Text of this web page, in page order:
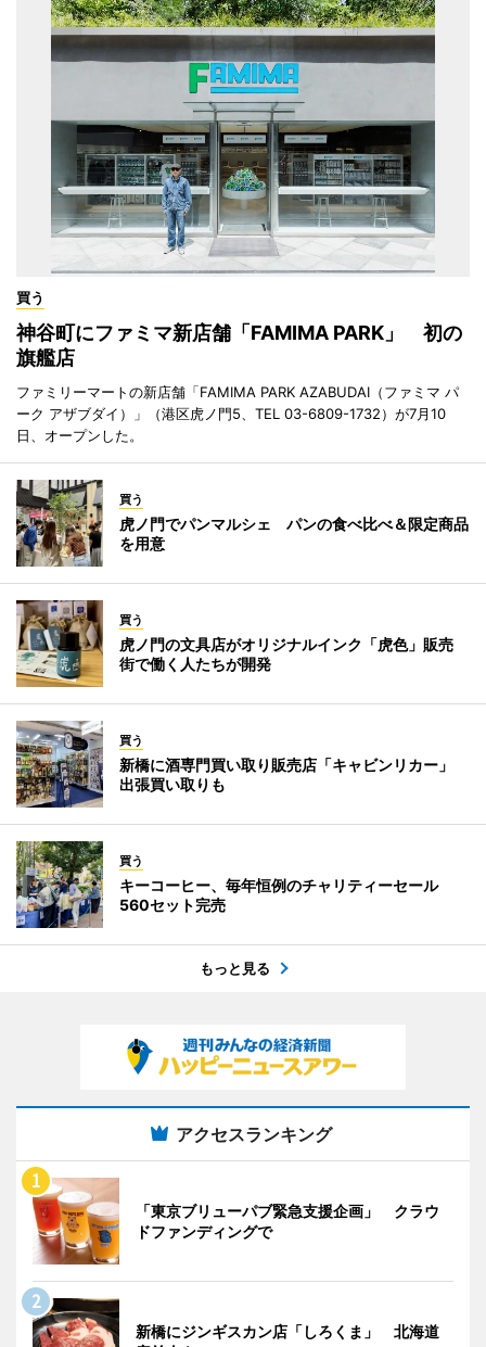
買う
神谷町にファミマ新店舗「FAMIMA PARK」 初の
旗艦店
ファミリーマートの新店舗「FAMIMA PARK AZABUDAI（ファミマ パ
ーク アザブダイ）」（港区虎ノ門5、TEL 03-6809-1732）が7月10
日、オープンした。
買う
虎ノ門でパンマルシェ パンの食べ比べ＆限定商品
を用意
買う
虎ノ門の文具店がオリジナルインク「虎色」販売
街で働く人たちが開発
買う
新橋に酒専門買い取り販売店「キャビンリカー」
出張買い取りも
買う
キーコーヒー、毎年恒例のチャリティーセール
560セット完売
もっと見る
アクセスランキング
「東京ブリューパブ緊急支援企画」 クラウ
ドファンディングで
新橋にジンギスカン店「しろくま」 北海道